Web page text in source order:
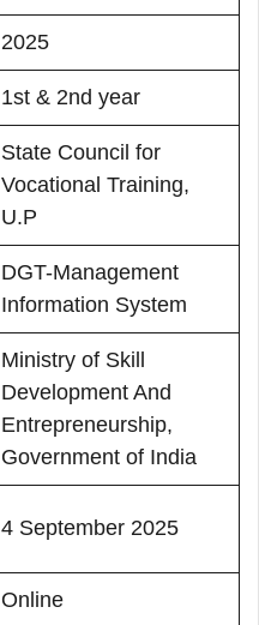
2025
1st & 2nd year
State Council for
Vocational Training,
U.P
DGT-Management
Information System
Ministry of Skill
Development And
Entrepreneurship,
Government of India
4 September 2025
Online